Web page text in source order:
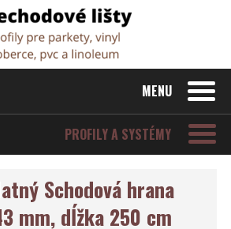
MENU
PROFILY A SYSTÉMY
Schodová hrana
mm, dĺžka 250 cm